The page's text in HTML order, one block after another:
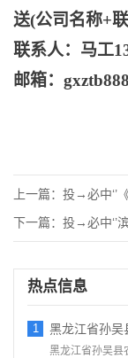
送(公司名称+
联系人：马工
邮箱：
上一篇： 投→必中‘’《
下一篇： 投→必中‘’滨
热点信息
1 黑龙江省孙吴
黑龙江省孙吴县